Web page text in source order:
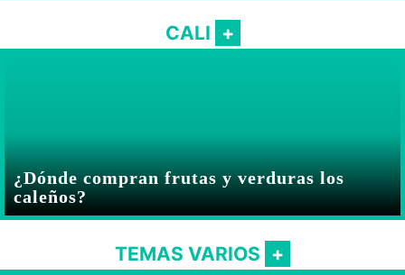
CALI
¿Dónde compran frutas y verduras los
caleños?
TEMAS VARIOS